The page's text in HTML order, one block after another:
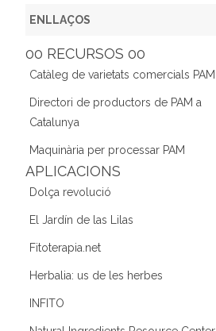
c
e
b
o
o
k
itt
er gr
a
m
dI
n
ENLLAÇOS
00 RECURSOS 00
Catàleg de varietats comercials PAM
Directori de productors de PAM a
Catalunya
Maquinària per processar PAM
APLICACIONS
Dolça revolució
El Jardín de las Lilas
Fitoterapia.net
Herbalia: us de les herbes
INFITO